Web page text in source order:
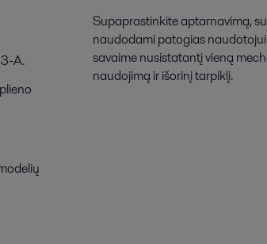
A.
Supaprastinkite aptarnavimą,
naudodami patogias
savaime nusistatantį vieną
naudojimą ir išorinį tarpiklį.